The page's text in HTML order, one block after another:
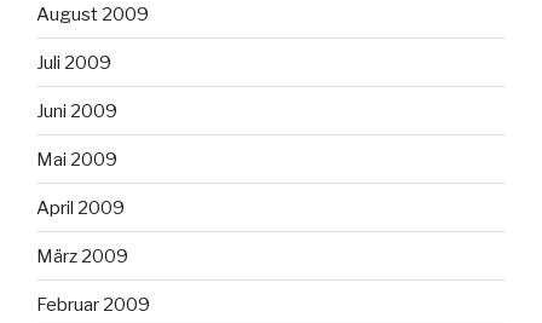
August 2009
Juli 2009
Juni 2009
Mai 2009
April 2009
März 2009
Februar 2009